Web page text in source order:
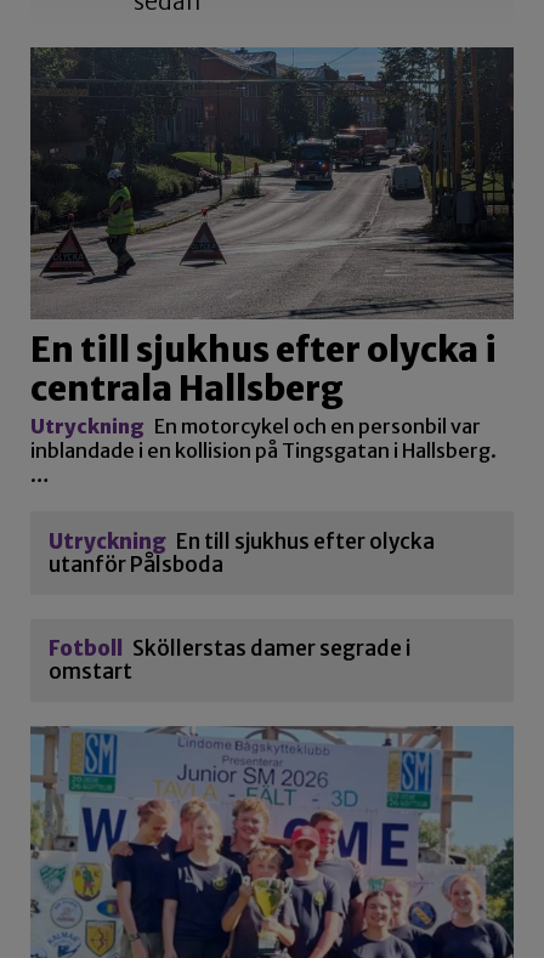
En till sjukhus efter olycka i
centrala Hallsberg
Utryckning En motorcykel och en personbil var
inblandade i en kollision på Tingsgatan i Hallsberg.
…
Utryckning En till sjukhus efter olycka
utanför Pålsboda
Fotboll
Sköllerstas damer segrade i
omstart